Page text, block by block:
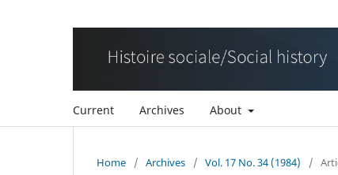
Current Archives About
Home / Archives / Vol. 17 No. 34 (1984) /